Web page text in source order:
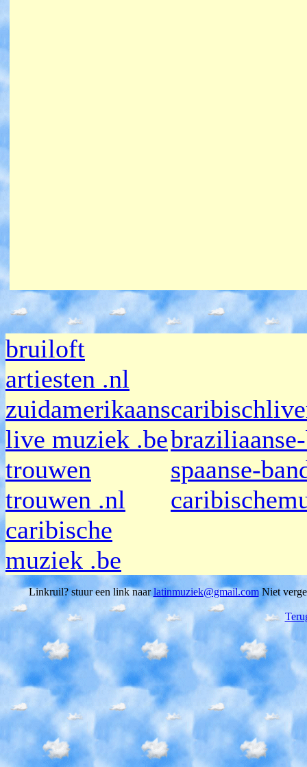
bruiloft
artiesten .nl
zuidamerikaans
live muziek .be
trouwen
trouwen .nl
caribische
muziek .be
spaanse-
Linkruil? stuur een link naarlatinmuziek@gmail.comNiet